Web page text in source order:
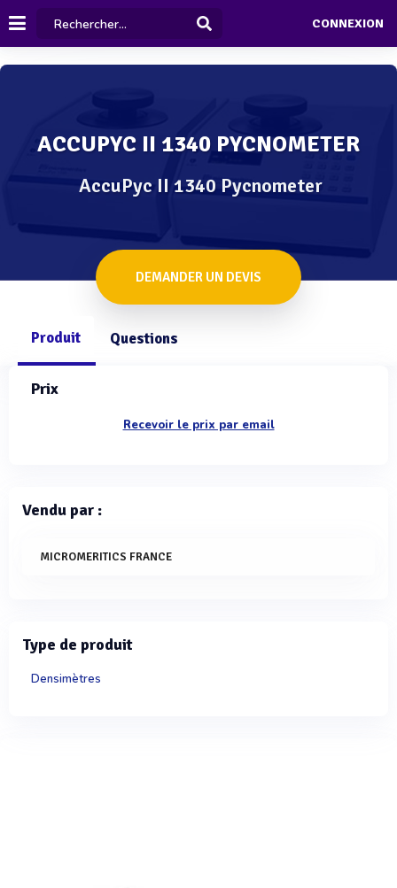
CONNEXION
ACCUPYC II 1340 PYCNOMETER
AccuPyc II 1340 Pycnometer
DEMANDER UN DEVIS
Produit Questions
Prix
Recevoir le prix par email
Vendu par :
MICROMERITICS FRANCE
Type de produit
Densimètres